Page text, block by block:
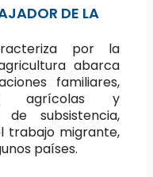
DE LA
por la
abarca
familiares,
agrícolas y
de subsistencia,
trabajo migrante,
países.